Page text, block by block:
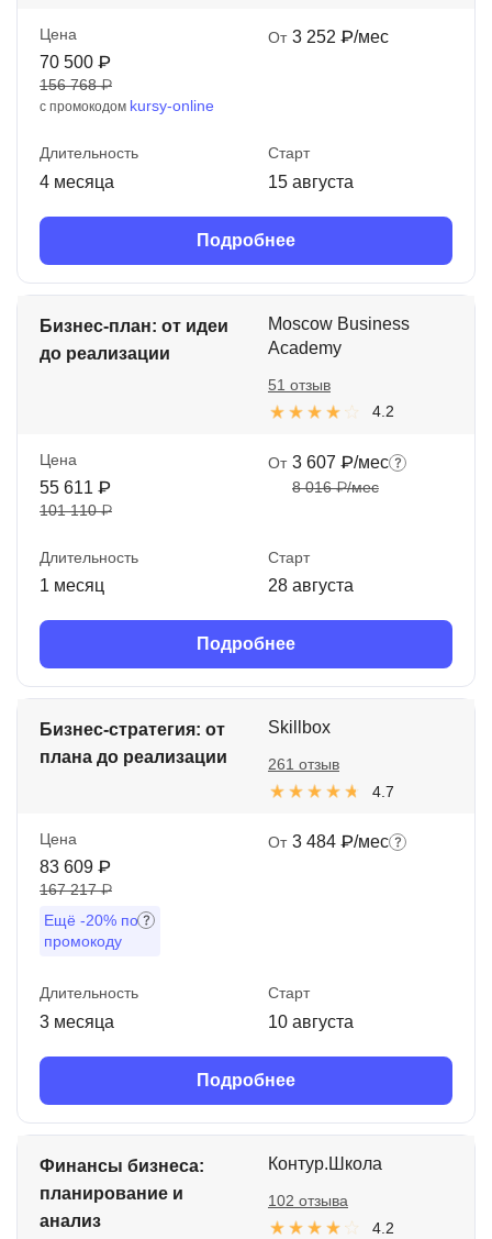
Цена
70 500 ₽
156 768 ₽
с промокодом kursy-online
От 3 252 ₽/мес
Длительность
4 месяца
Старт
15 августа
Подробнее
Бизнес-план: от идеи
до реализации
Moscow Business
Academy
4.2
51 отзыв
Цена
55 611 ₽
101 110 ₽
От 3 607 ₽/мес
8 016 ₽/мес
Длительность
1 месяц
Старт
28 августа
Подробнее
Бизнес-стратегия: от
плана до реализации
Skillbox
4.7
261 отзыв
Цена
83 609 ₽
167 217 ₽
Ещё -20% по
промокоду
От 3 484 ₽/мес
Длительность
3 месяца
Старт
10 августа
Подробнее
Финансы бизнеса:
планирование и
анализ
Контур.Школа
4.2
102 отзыва